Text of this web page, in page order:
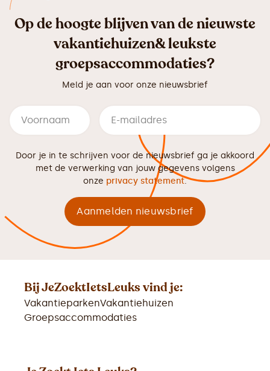
Op de hoogte blijven van de nieuwste
vakantiehuizen& leukste
groepsaccommodaties?
Meld je aan voor onze nieuwsbrief
Door je in te schrijven voor de nieuwsbrief ga je akkoord
met de verwerking van jouw gegevens volgens
onze privacy statement.
Bij JeZoektIetsLeuks vind je:
VakantieparkenVakantiehuizen
Groepsaccommodaties